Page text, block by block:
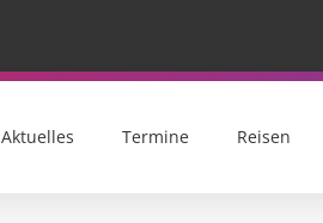
Aktuelles Termine Reisen